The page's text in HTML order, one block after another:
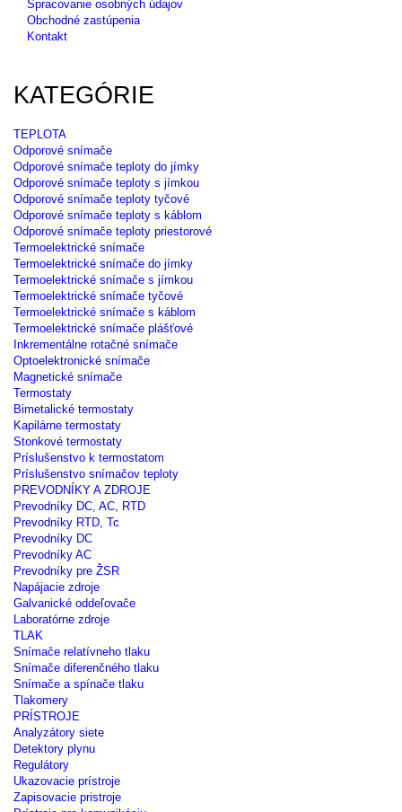
Spracovanie osobných údajov
Obchodné zastúpenia
Kontakt
KATEGÓRIE
TEPLOTA
Odporové snímače
Odporové snímače teploty do jímky
Odporové snímače teploty s jímkou
Odporové snímače teploty tyčové
Odporové snímače teploty s káblom
Odporové snímače teploty priestorové
Termoelektrické snímače
Termoelektrické snímače do jímky
Termoelektrické snímače s jímkou
Termoelektrické snímače tyčové
Termoelektrické snímače s káblom
Termoelektrické snímače plášťové
Inkrementálne rotačné snímače
Optoelektronické snímače
Magnetické snímače
Termostaty
Bimetalické termostaty
Kapilárne termostaty
Stonkové termostaty
Príslušenstvo k termostatom
Príslušenstvo snímačov teploty
PREVODNÍKY A ZDROJE
Prevodníky DC, AC, RTD
Prevodníky RTD, Tc
Prevodníky DC
Prevodníky AC
Prevodníky pre ŽSR
Napájacie zdroje
Galvanické oddeľovače
Laboratórne zdroje
TLAK
Snímače relatívneho tlaku
Snímače diferenčného tlaku
Snímače a spínače tlaku
Tlakomery
PRÍSTROJE
Analyzátory siete
Detektory plynu
Regulátory
Ukazovacie prístroje
Zapisovacie pristroje